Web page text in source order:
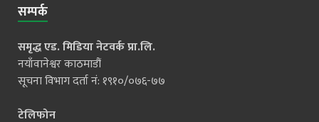
सम्पर्क
समृद्ध एड. मिडिया नेटवर्क प्रा.लि.
नयाँवानेश्वर काठमाडौं
सूचना विभाग दर्ता नं: १९१०/०७६-७७
टेलिफोन